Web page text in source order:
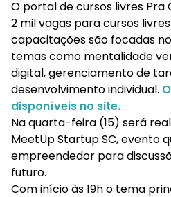
O portal de cursos livres Pra
2 mil vagas para cursos
capacitações são focadas
temas como mentalidade
digital, gerenciamento de
desenvolvimento individual.
disponíveis no site.
Na quarta-feira (15) será
MeetUp Startup SC, evento
empreendedor para
futuro.
Com início às 19h o tema